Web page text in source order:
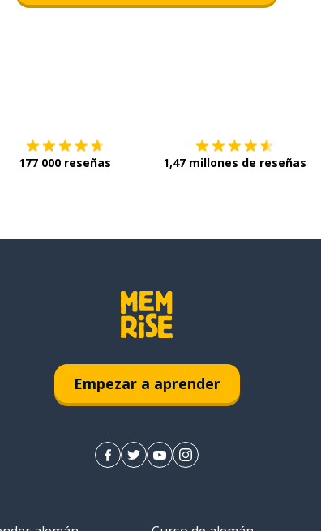
177 000 reseñas 1,47 millones de reseñas
Empezar a aprender